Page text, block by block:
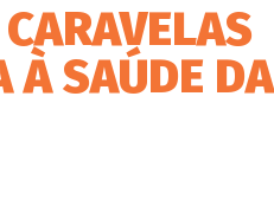
À SAÚDE DA